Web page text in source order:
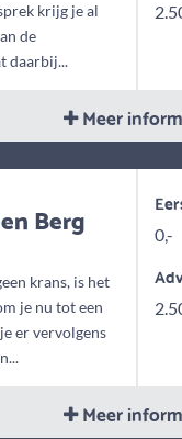
krijg je al
de
daarbij...
Meer
Berg
krans, is het
je nu tot een
er vervolgens
0,-
Meer